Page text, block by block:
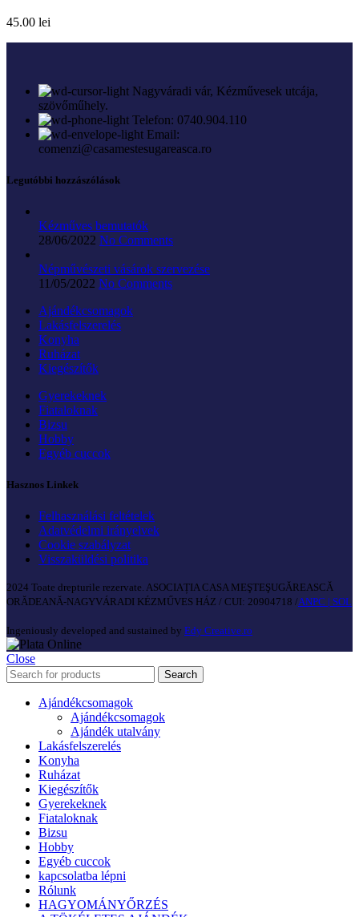
45.00 lei
Nagyváradi vár, Kézművesek utcája,
szövőműhely.
Telefon: 0740.904.110
Email:
comenzi@casamestesugareasca.ro
Legutóbbi hozzászólások
Kézműves bemutatók
28/06/2022 No Comments
Népművészeti vásárok szervezése
11/05/2022 No Comments
Ajándékcsomagok
Lakásfelszerelés
Konyha
Ruházat
Kiegészítők
Gyerekeknek
Fiataloknak
Bizsu
Hobby
Egyéb cuccok
Hasznos Linkek
Felhasználási feltételek
Adatvédelmi irányelvek
Cookie szabályzat
Visszaküldési politika
2024 Toate drepturile rezervate. ASOCIAȚIA CASA MEŞTEŞUGĂREASCĂ
ORĂDEANĂ-NAGYVÁRADI KÉZMŰVES HÁZ / CUI: 20904718 /ANPC | SOL
Ingeniously developed and sustained by Edy Creative.ro
Close
Search
Ajándékcsomagok
Ajándékcsomagok
Ajándék utalvány
Lakásfelszerelés
Konyha
Ruházat
Kiegészítők
Gyerekeknek
Fiataloknak
Bizsu
Hobby
Egyéb cuccok
kapcsolatba lépni
Rólunk
HAGYOMÁNYŐRZÉS